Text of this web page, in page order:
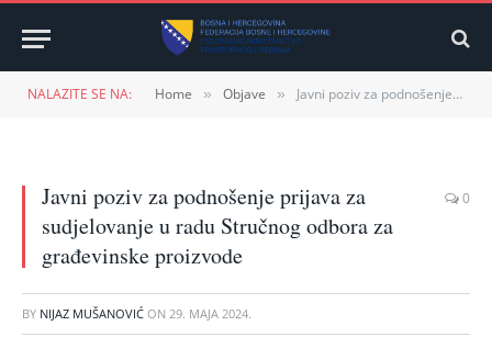
NALAZITE SE NA: Home » Objave » Javni poziv za podnošenje prijava za sudjelovanje u radu Stručnog odbora za građevinske proizvode
Javni poziv za podnošenje prijava za
sudjelovanje u radu Stručnog odbora za
građevinske proizvode
0
BY NIJAZ MUŠANOVIĆ ON 29. MAJA 2024.